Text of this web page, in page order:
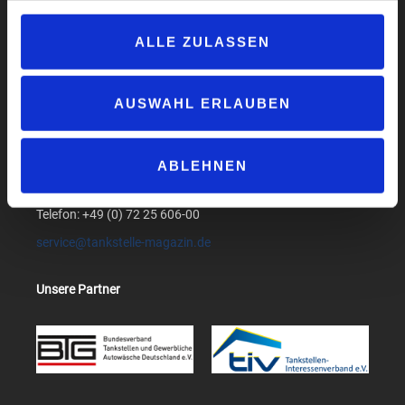
ALLE ZULASSEN
AUSWAHL ERLAUBEN
ABLEHNEN
AGB
medialog GmbH & Co. KG
Telefon: +49 (0) 72 25 606-00
service@tankstelle-magazin.de
Unsere Partner